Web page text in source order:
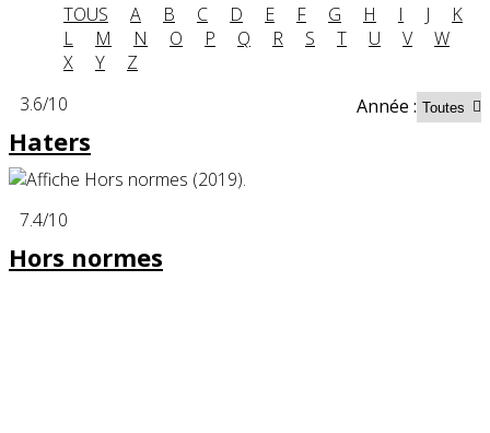
TOUS A B C D E F G H I J
K
L
M N O P Q R S T U V
W
X
Y
Z
Année :
3.6/10
Haters
7.4/10
Hors normes